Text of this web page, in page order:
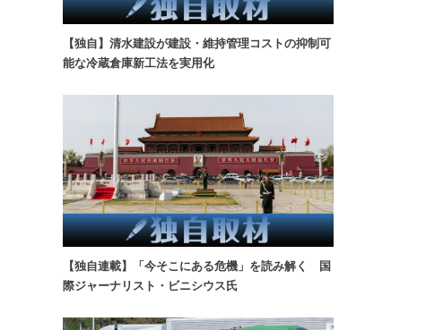
【独自】清水建設が建設・維持管理コストの抑制可
能な冷蔵倉庫新工法を実用化
【独自連載】「今そこにある危機」を読み解く 国
際ジャーナリスト・ビニシウス氏